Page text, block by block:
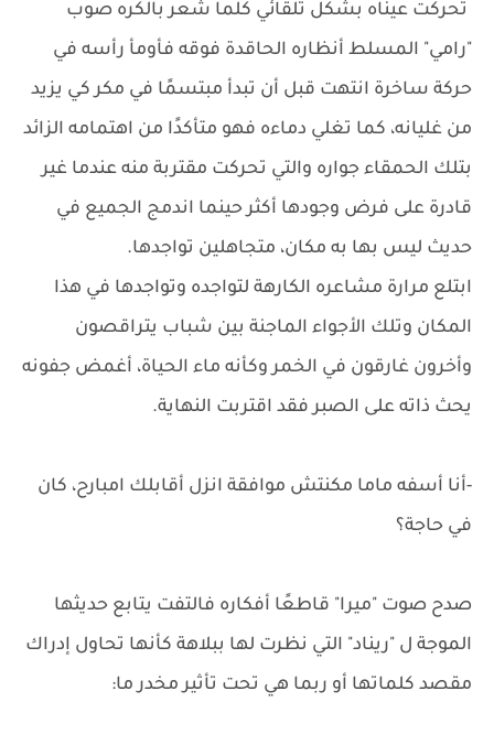
تحركت عيناه بشكل تلقائي كلما شعر بالكره صوب
"رامي" المسلط أنظاره الحاقدة فوقه فأومأ رأسه في
حركة ساخرة انتهت قبل أن تبدأ مبتسمًا في مكر كي يزيد
من غليانه، كما تغلي دماءه فهو متأكدًا من اهتمامه الزائد
بتلك الحمقاء جواره والتي تحركت مقتربة منه عندما غير
قادرة على فرض وجودها أكثر حينما اندمج الجميع في
حديث ليس بها به مكان، متجاهلين تواجدها.
ابتلع مرارة مشاعره الكارهة لتواجده وتواجدها في هذا
المكان وتلك الأجواء الماجنة بين شباب يتراقصون
وأخرون غارقون في الخمر وكأنه ماء الحياة، أغمض جفونه
يحث ذاته على الصبر فقد اقتربت النهاية.
-أنا أسفه ماما مكنتش موافقة انزل أقابلك امبارح، كان
في حاجة؟
صدح صوت "ميرا" قاطعًا أفكاره فالتفت يتابع حديثها
الموجة ل "ريناد" التي نظرت لها ببلاهة كأنها تحاول إدراك
مقصد كلماتها أو ربما هي تحت تأثير مخدر ما: